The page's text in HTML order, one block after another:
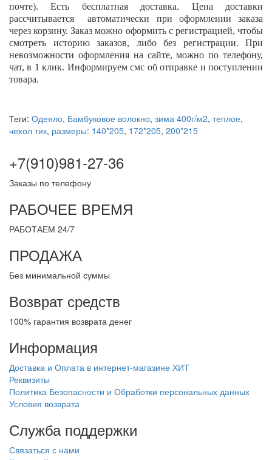
почте). Есть бесплатная доставка. Цена доставки
рассчитывается автоматически при оформлении заказа
через корзину. Заказ можно оформить с регистрацией, чтобы
смотреть историю заказов, либо без регистрации. При
невозможности оформления на сайте, можно по телефону,
чат, в 1 клик. Информируем смс об отправке и поступлении
товара.
Теги: Одеяло, Бамбуковое волокно, зима 400г/м2, теплое,
чехол тик, размеры: 140*205, 172*205, 200*215
+7(910)981-27-36
Заказы по телефону
РАБОЧЕЕ ВРЕМЯ
РАБОТАЕМ 24/7
ПРОДАЖА
Без минимальной суммы
Возврат средств
100% гарантия возврата денег
Информация
Доставка и Оплата в интернет-магазине ХИТ
Реквизиты
Политика Безопасности и Обработки персональных данных
Условия возврата
Служба поддержки
Связаться с нами